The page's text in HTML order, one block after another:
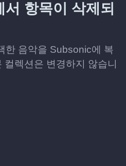
항목이 삭제되
한 음악을 Subsonic에 복
렉션은 변경하지 않습니